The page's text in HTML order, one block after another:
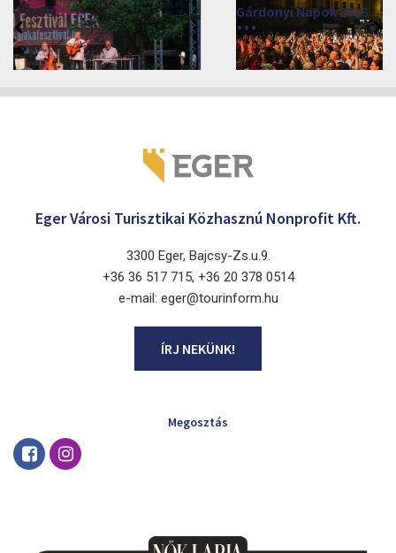
Gárdonyi Napok 2026
2026. augusztus 3 - 7.
Eger 3300
Eger Városi Turisztikai Közhasznú Nonprofit Kft.
3300 Eger, Bajcsy-Zs.u.9.
+36 36 517 715, +36 20 378 0514
e-mail: eger@tourinform.hu
ÍRJ NEKÜNK!
Megosztás